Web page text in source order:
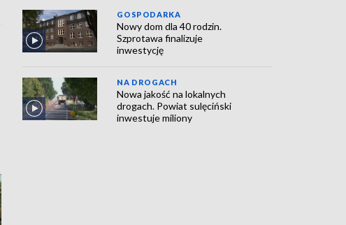
GOSPODARKA
Nowy dom dla 40 rodzin.
Szprotawa finalizuje
inwestycję
NA DROGACH
Nowa jakość na lokalnych
drogach. Powiat sulęciński
inwestuje miliony